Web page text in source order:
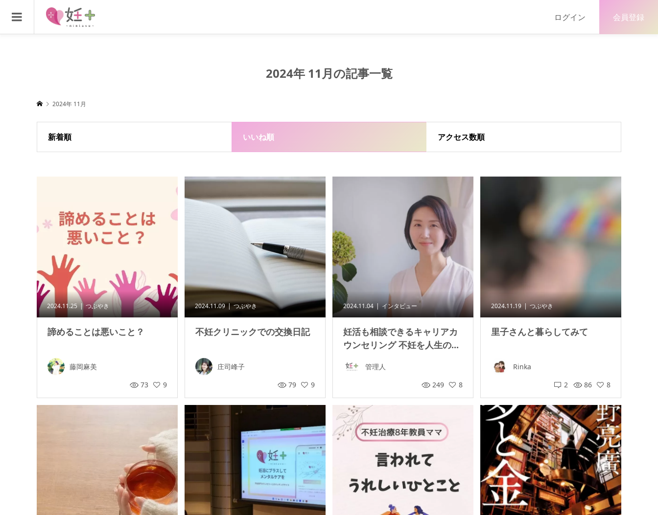
ログイン 会員登録
2024年 11月の記事一覧
2024年 11月
新着順 いいね順 アクセス数順
2024.11.25 つぶやき
諦めることは悪いこと？
藤岡麻美
73
9
2024.11.09 つぶやき
不妊クリニックでの交換日記
庄司峰子
79
9
2024.11.04 インタビュー
妊活も相談できるキャリアカ
ウンセリング 不妊を人生の...
管理人
249
8
2024.11.19 つぶやき
里子さんと暮らしてみて
Rinka
2
86 8